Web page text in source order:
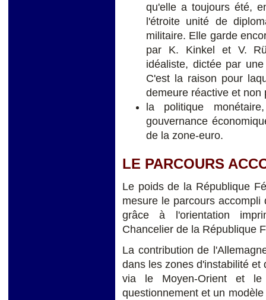
qu'elle a toujours été,
l'étroite unité de
militaire. Elle garde
par K. Kinkel et V.
idéaliste, dictée par
C'est la raison pour
demeure réactive et non
la politique
gouvernance
de la zone-euro.
LE PARCOURS
Le poids de la République
mesure le parcours
grâce à l'orientation
Chancelier de la République
La contribution de
dans les zones d'instabilité
via le Moyen-Orient et
questionnement et un